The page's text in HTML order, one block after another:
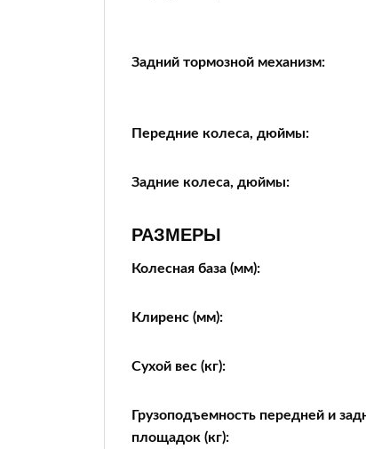
Задний тормозной механизм:
Передние колеса, дюймы:
Задние колеса, дюймы:
РАЗМЕРЫ
Колесная база (мм):
Клиренс (мм):
Сухой вес (кг):
Грузоподъемность передней и
площадок (кг):